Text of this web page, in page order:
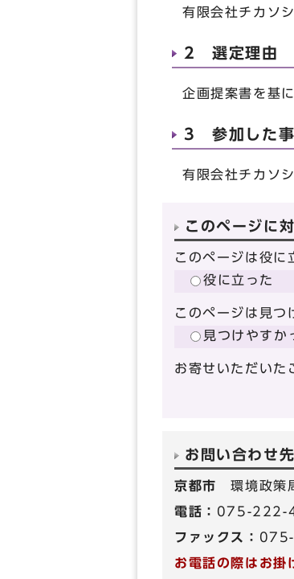
有限会社チカソ
2 選定理由
企画提案書を基
3 参加した事
有限会社チカ
このページに
このページは役に
役に立った
このページは見つ
見つけやすか
お寄せいただいた
お問い合わせ先
京都市環境政策
電話： 075-222-
ファックス：
お電話の際はお掛